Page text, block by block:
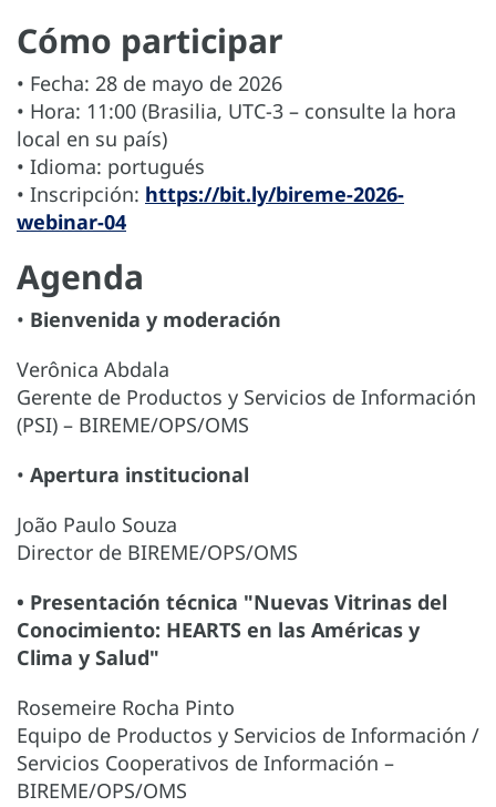
Cómo participar
• Fecha: 28 de mayo de 2026
• Hora: 11:00 (Brasilia, UTC-3 – consulte la hora
local en su país)
• Idioma: portugués
• Inscripción: https://bit.ly/bireme-2026-
webinar-04
Agenda
• Bienvenida y moderación
Verônica Abdala
Gerente de Productos y Servicios de Información
(PSI) – BIREME/OPS/OMS
• Apertura institucional
João Paulo Souza
Director de BIREME/OPS/OMS
• Presentación técnica "Nuevas Vitrinas del
Conocimiento: HEARTS en las Américas y
Clima y Salud"
Rosemeire Rocha Pinto
Equipo de Productos y Servicios de Información /
Servicios Cooperativos de Información –
BIREME/OPS/OMS